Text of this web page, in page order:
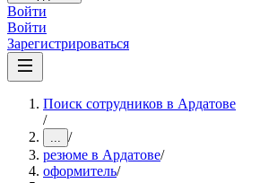
Войти
Войти
Зарегистрироваться
Поиск сотрудников в Ардатове
/
... /
резюме в Ардатове/
оформитель/